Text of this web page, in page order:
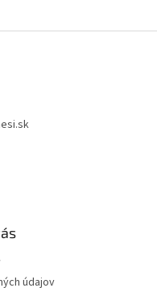
údajov